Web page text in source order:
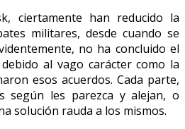
ciertamente han reducido la
militares, desde cuando se
no ha concluido el
al vago carácter como la
esos acuerdos. Cada parte,
según les parezca y alejan, o
solución rauda a los mismos.